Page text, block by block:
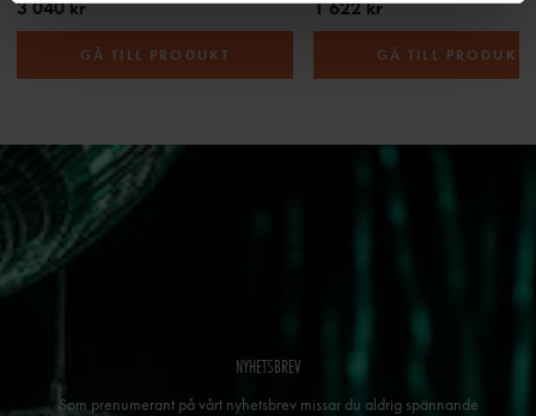
3 040 kr
GÅ TILL PRODUKT
1 622 kr
GÅ TILL PRODUKT
NYHETSBREV
Som prenumerant på vårt nyhetsbrev missar du aldrig spännande